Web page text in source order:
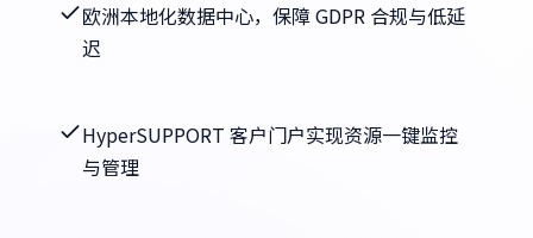
欧洲本地化数据中心，保障 GDPR 合规与低延
迟
HyperSUPPORT 客户门户实现资源一键监控
与管理